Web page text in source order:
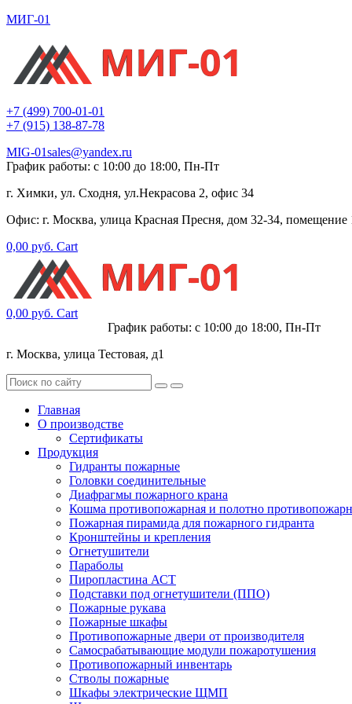
МИГ-01
+7 (499) 700-01-01
+7 (915) 138-87-78
MIG-01sales@yandex.ru
График работы: с 10:00 до 18:00, Пн-Пт
г. Химки, ул. Сходня, ул.Некрасова 2, офис 34
Офис: г. Москва, улица Красная Пресня, дом 32-34,
0,00 руб. Cart
0,00 руб. Cart
График работы: с 10:00 до 18:00, Пн-Пт
г. Москва, улица Тестовая, д1
Главная
О производстве
Сертификаты
Продукция
Гидранты пожарные
Головки соединительные
Диафрагмы пожарного крана
Кошма противопожарная и полотно
Пожарная пирамида для пожарного гидранта
Кронштейны и крепления
Огнетушители
Параболы
Пиропластина АСТ
Подставки под огнетушители (ППО)
Пожарные рукава
Пожарные шкафы
Противопожарные двери от производителя
Самосрабатывающие модули пожаротушения
Противопожарный инвентарь
Стволы пожарные
Шкафы электрические ЩМП